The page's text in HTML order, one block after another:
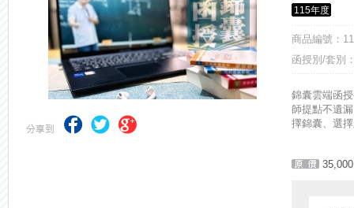
【重要】114年度起，雲端函授之課堂教材須知，請點我查看☀☀☀
【最新】錦囊函授增加便利商店付款方式，便利到不行！馬上使用►
【考試院】國考證書數位化，112年起全面實施！點我看詳情>>>
115年度
商品編號 ：
函授別/套別
錦囊雲端函
師提點不遺
擇錦囊、選
35,000